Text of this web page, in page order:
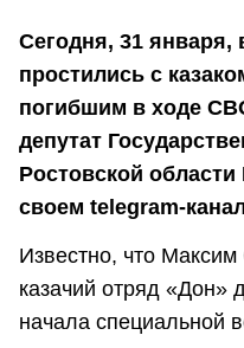
Сегодня, 31 января,
простились с
погибшим в ходе
депутат
Ростовской
своем telegram-
Известно, что
казачий отряд «Дон»
начала специальной